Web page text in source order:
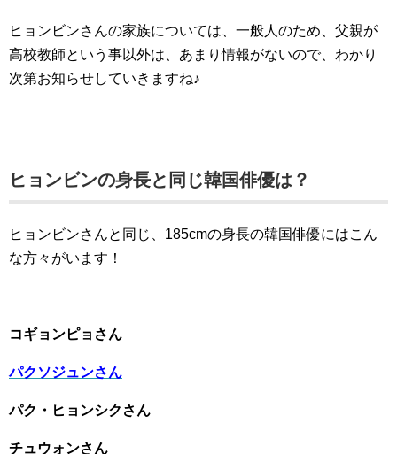
ヒョンビンさんの家族については、一般人のため、父親が
高校教師という事以外は、あまり情報がないので、わかり
次第お知らせしていきますね♪
ヒョンビンの身長と同じ韓国俳優は？
ヒョンビンさんと同じ、185cmの身長の韓国俳優にはこん
な方々がいます！
コギョンピョさん
パクソジュンさん
パク・ヒョンシクさん
チュウォンさん